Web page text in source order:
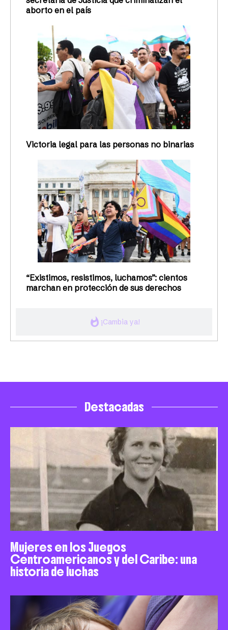
whatshot ¡Cambia ya!
aborto en el país
Victoria legal para las personas no binarias
“Existimos, resistimos, luchamos”: cientos
marchan en protección de sus derechos
Destacadas
Mujeres en los Juegos
Centroamericanos y del Caribe: una
historia de luchas